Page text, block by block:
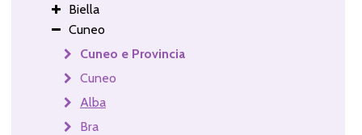
Biella
Cuneo
Cuneo e Provincia
Cuneo
Alba
Bra